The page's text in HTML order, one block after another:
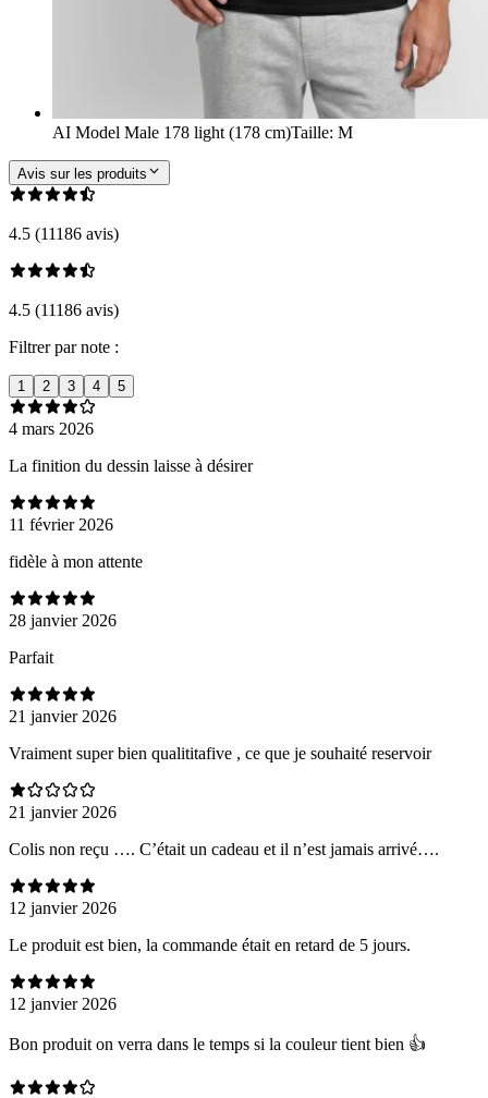
AI Model Male 178 light (178 cm)Taille: M
Avis sur les produits
4.5 (11186 avis)
4.5 (11186 avis)
Filtrer par note :
1 2 3 4 5
4 mars 2026
La finition du dessin laisse à désirer
11 février 2026
fidèle à mon attente
28 janvier 2026
Parfait
21 janvier 2026
Vraiment super bien qualititafive , ce que je souhaité reservoir
21 janvier 2026
Colis non reçu …. C’était un cadeau et il n’est jamais arrivé….
12 janvier 2026
Le produit est bien, la commande était en retard de 5 jours.
12 janvier 2026
Bon produit on verra dans le temps si la couleur tient bien 👍